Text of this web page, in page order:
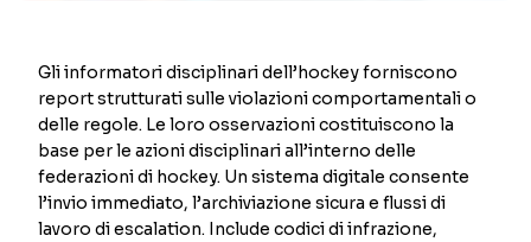
Gli informatori disciplinari dell’hockey forniscono
report strutturati sulle violazioni comportamentali o
delle regole. Le loro osservazioni costituiscono la
base per le azioni disciplinari all’interno delle
federazioni di hockey. Un sistema digitale consente
l’invio immediato, l’archiviazione sicura e flussi di
lavoro di escalation. Include codici di infrazione,